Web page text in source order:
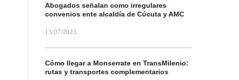
Abogados señalan como irregulares
convenios ente alcaldía de Cúcuta y AMC
13/07/2023
Cómo llegar a Monserrate en TransMilenio:
rutas y transportes complementarios